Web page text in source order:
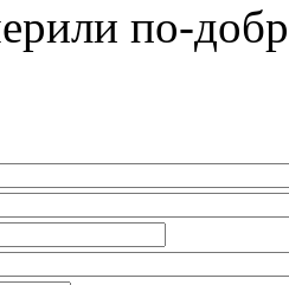
по-